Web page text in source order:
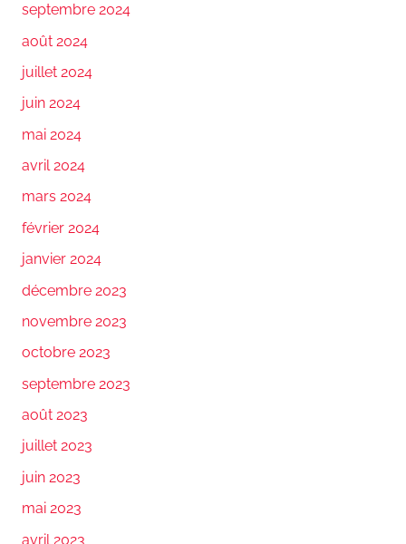
septembre 2024
août 2024
juillet 2024
juin 2024
mai 2024
avril 2024
mars 2024
février 2024
janvier 2024
décembre 2023
novembre 2023
octobre 2023
septembre 2023
août 2023
juillet 2023
juin 2023
mai 2023
avril 2023